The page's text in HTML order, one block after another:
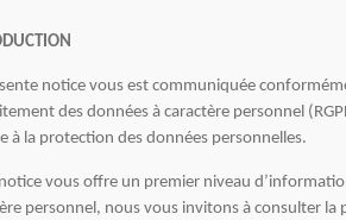
notice vous est communiquée
des données à caractère personnel
à la protection des données personnelles.
vous offre un premier niveau
personnel, nous vous invitons à consulter la